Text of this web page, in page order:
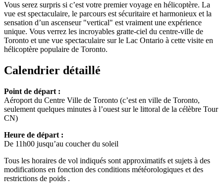
Vous serez surpris si c’est votre premier voyage en hélicoptère. La
vue est spectaculaire, le parcours est sécuritaire et harmonieux et la
sensation d’un ascenseur "vertical" est vraiment une expérience
unique. Vous verrez les incroyables gratte-ciel du centre-ville de
Toronto et une vue spectaculaire sur le Lac Ontario à cette visite en
hélicoptère populaire de Toronto.
Calendrier détaillé
Point de départ :
Aéroport du Centre Ville de Toronto (c’est en ville de Toronto,
seulement quelques minutes à l’ouest sur le littoral de la célèbre Tour
CN)
Heure de départ :
De 11h00 jusqu’au coucher du soleil
Tous les horaires de vol indiqués sont approximatifs et sujets à des
modifications en fonction des conditions météorologiques et des
restrictions de poids .